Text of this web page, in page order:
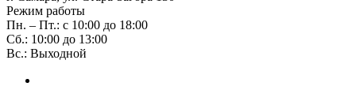
Режим работы
Пн. – Пт.: с 10:00 до 18:00
Сб.: 10:00 до 13:00
Вс.: Выходной